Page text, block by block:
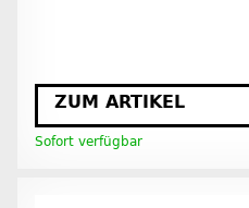
ZUM ARTIKEL
Sofort verfügbar